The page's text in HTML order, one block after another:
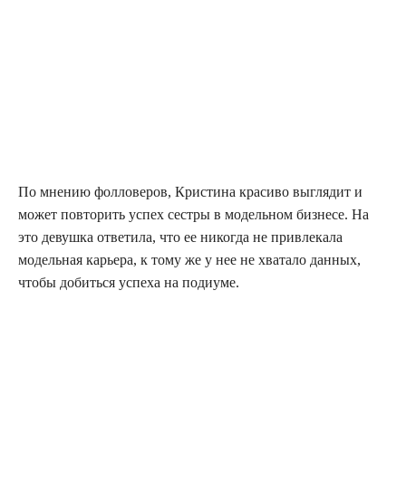
По мне­нию фол­ло­ве­ров, Кри­сти­на кра­си­во выгля­дит и
может повто­рить успех сест­ры в модель­ном биз­не­се. На
это девуш­ка отве­ти­ла, что ее нико­гда не при­вле­ка­ла
модель­ная карье­ра, к тому же у нее не хва­та­ло дан­ных,
что­бы добить­ся успе­ха на подиуме.